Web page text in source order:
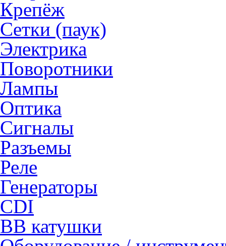
Крепёж
Сетки (паук)
Электрика
Поворотники
Лампы
Оптика
Сигналы
Разъемы
Реле
Генераторы
CDI
ВВ катушки